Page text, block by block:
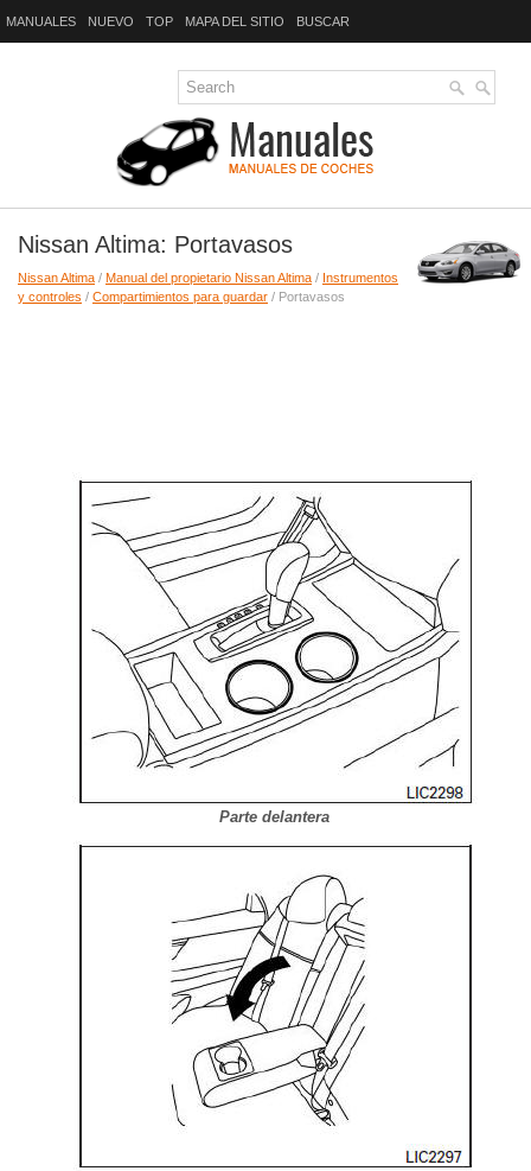
MANUALES NUEVO TOP MAPA DEL SITIO BUSCAR
Nissan Altima: Portavasos
Nissan Altima / Manual del propietario Nissan Altima / Instrumentos
y controles / Compartimientos para guardar / Portavasos
Parte delantera